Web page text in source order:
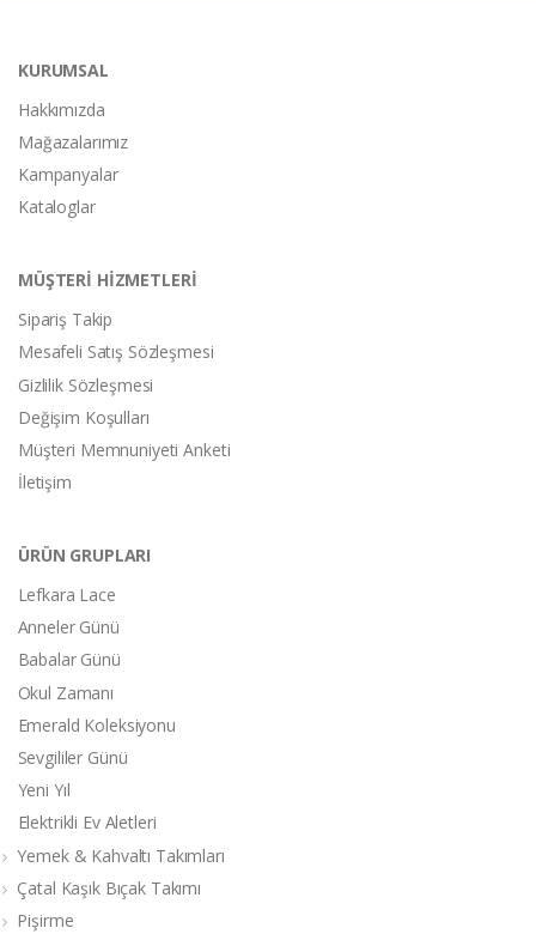
KURUMSAL
Hakkımızda
Mağazalarımız
Kampanyalar
Kataloglar
MÜŞTERİ HİZMETLERİ
Sipariş Takip
Mesafeli Satış Sözleşmesi
Gizlilik Sözleşmesi
Değişim Koşulları
Müşteri Memnuniyeti Anketi
İletişim
ÜRÜN GRUPLARI
Lefkara Lace
Anneler Günü
Babalar Günü
Okul Zamanı
Emerald Koleksiyonu
Sevgililer Günü
Yeni Yıl
Elektrikli Ev Aletleri
Yemek & Kahvaltı Takımları
Çatal Kaşık Bıçak Takımı
Pişirme